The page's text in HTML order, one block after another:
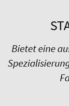
Bietet eine